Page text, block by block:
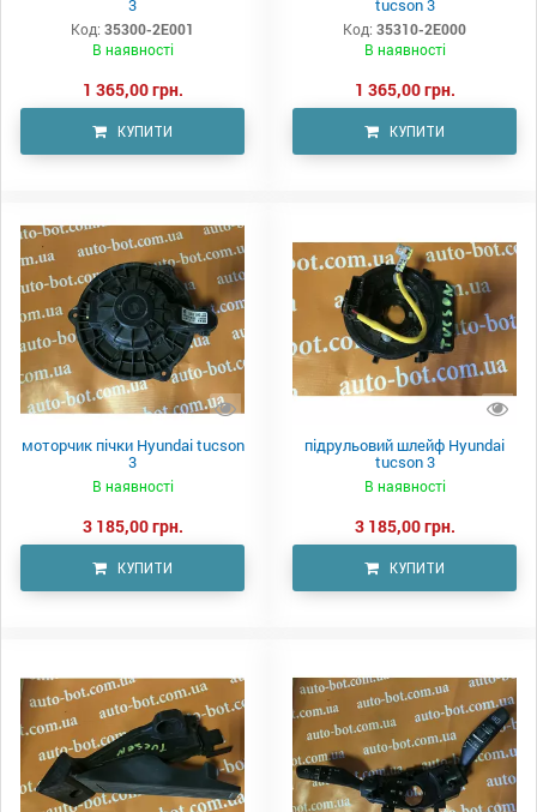
3
Код: 35300-2E001
В наявності
1 365,00 грн.
КУПИТИ
tucson 3
Код: 35310-2E000
В наявності
1 365,00 грн.
КУПИТИ
моторчик пічки Hyundai tucson
3
В наявності
3 185,00 грн.
КУПИТИ
підрульовий шлейф Hyundai
tucson 3
В наявності
3 185,00 грн.
КУПИТИ